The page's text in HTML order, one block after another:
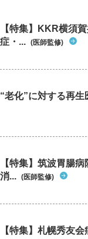
【特集】KKR横須
症・... (医師監修)
“老化”に対する再生
【特集】筑波胃腸
消... (医師監修)
【特集】札幌秀友